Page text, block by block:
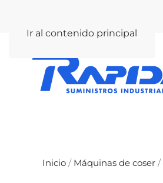
Ir al contenido principal
Inicio / Máquinas de coser /